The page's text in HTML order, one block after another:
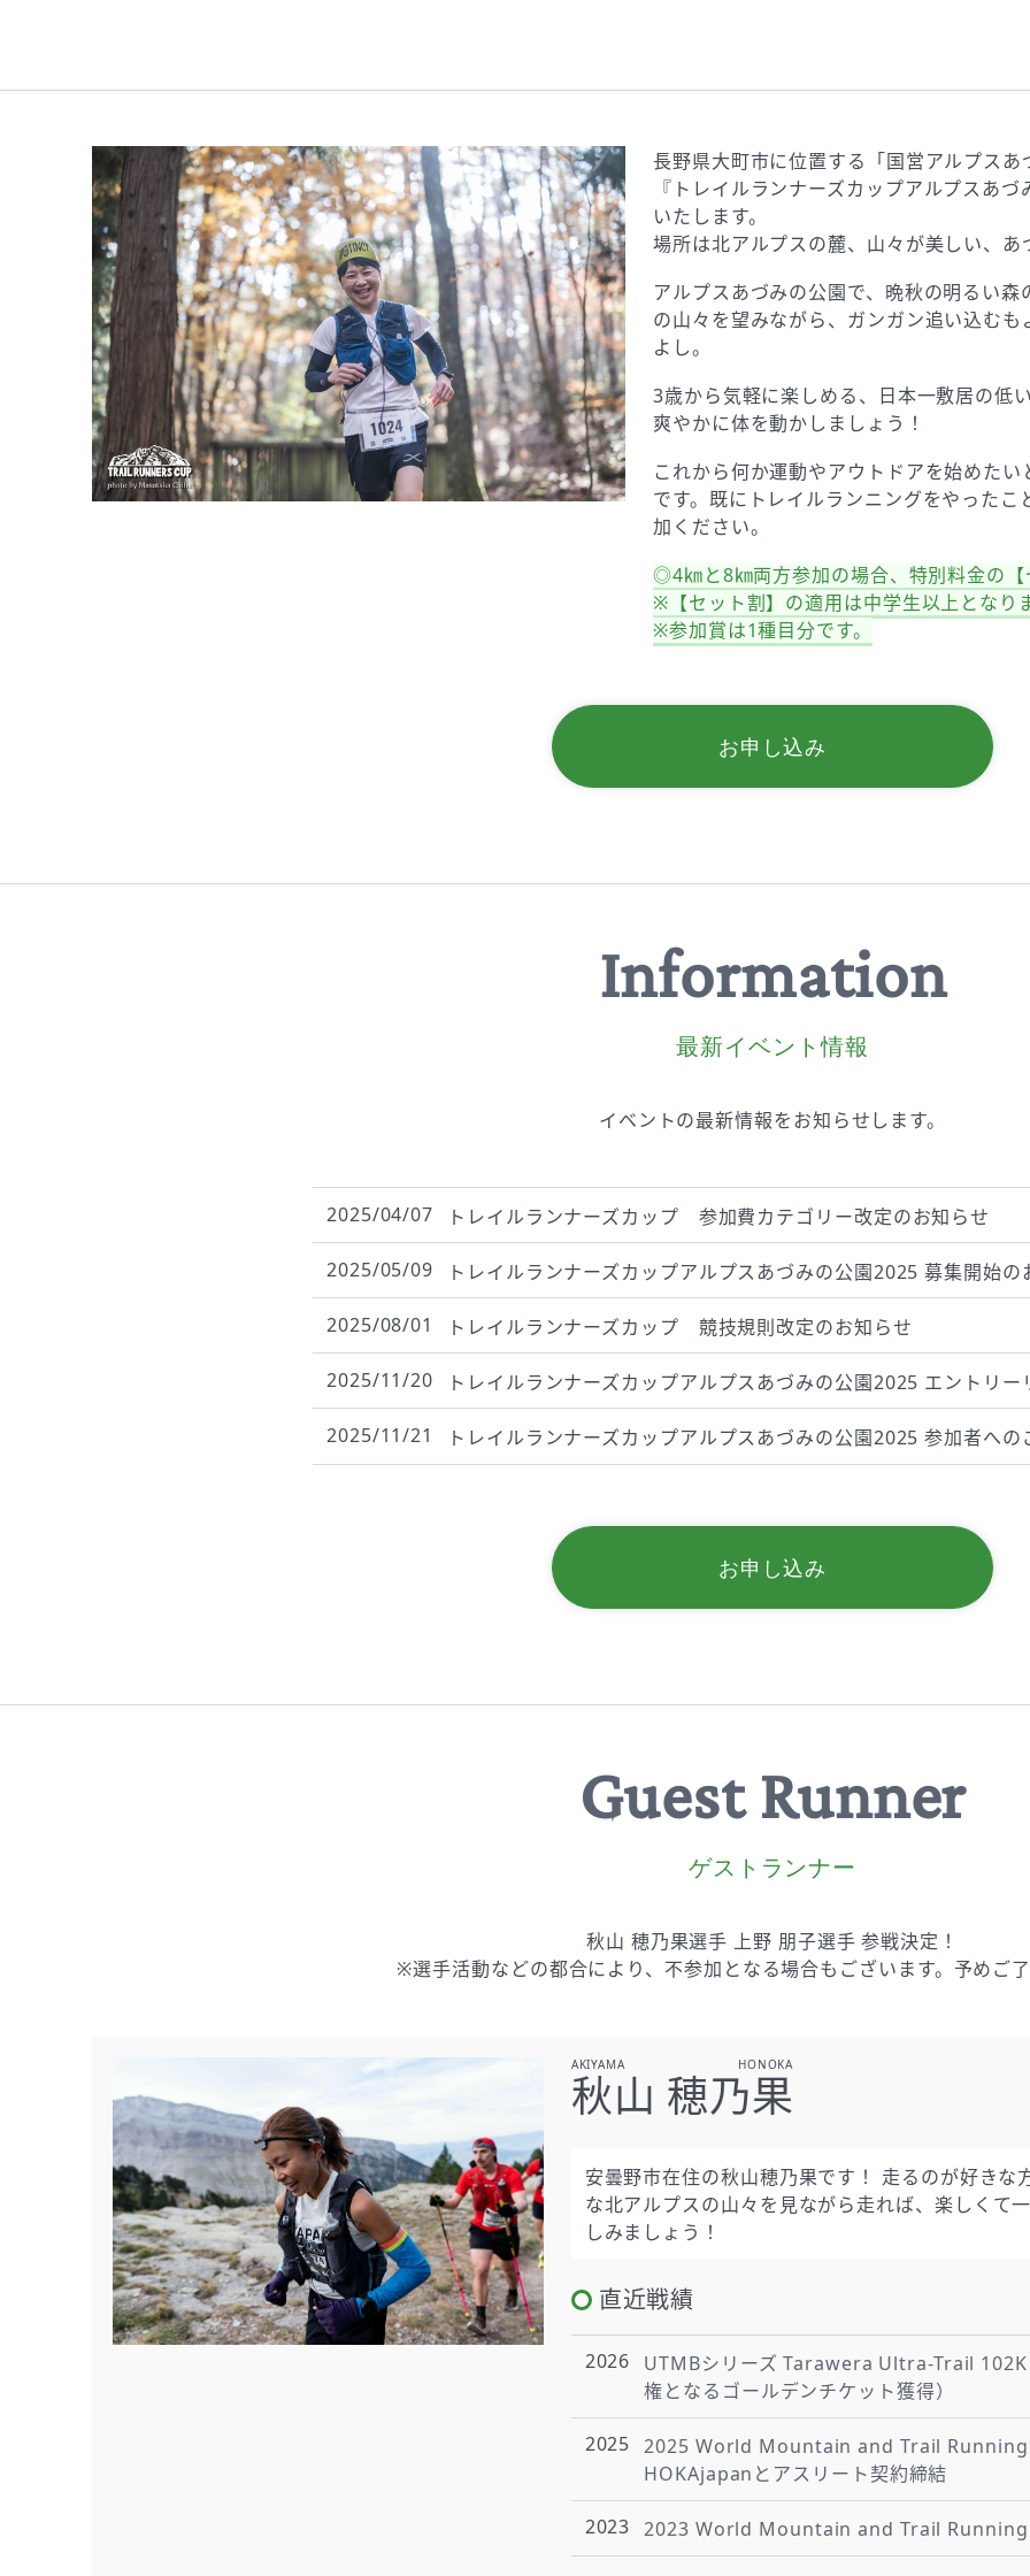
⻑野県⼤町市に位置する「国営アルプス
『トレイルランナーズカップアルプスあ
いたします。
場所は北アルプスの麓、山々が美しい、あ
アルプスあづみの公園で、晩秋の明るい
の山々を望みながら、ガンガン追い込む
よし。
3歳から気軽に楽しめる、日本一敷居の低
爽やかに体を動かしましょう！
これから何か運動やアウトドアを始めた
です。既にトレイルランニングをやった
加ください。
◎4㎞と8㎞両方参加の場合、特別料金の
※【セット割】の適用は中学生以上となり
※参加賞は1種目分です。
お申し込み
Information
最新イベント情報
イベントの最新情報をお知らせします。
2025/04/07 トレイルランナーズカップ 参加費カテゴリー改定のお知らせ
2025/05/09 トレイルランナーズカップアルプスあづみの公園2025 募集開始の
2025/08/01 トレイルランナーズカップ 競技規則改定のお知らせ
2025/11/20 トレイルランナーズカップアルプスあづみの公園2025 エントリー
2025/11/21 トレイルランナーズカップアルプスあづみの公園2025 参加者への
お申し込み
Guest Runner
ゲストランナー
秋山 穂乃果選手 上野 朋子選手 参戦決定！
※選手活動などの都合により、 不参加となる場合もございます。 予めご
秋山 穂乃果
AKIYAMA HONOKA
安曇野市在住の秋山穂乃果です！ 走るのが好き
な北アルプスの山々を見ながら走れば、楽しくて
しみましょう！
直近戦績
2026
UTMBシリーズ Tarawera Ultra-Trail
権となるゴールデンチケット獲得）
2025
2025 World Mountain and Trail
HOKAjapanとアスリート契約締結
2023 2023 World Mountain and Trail